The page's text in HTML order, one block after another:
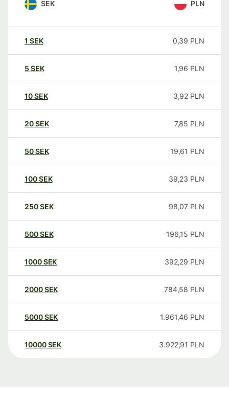
SEK PLN
1 SEK 0,39 PLN
5 SEK 1,96 PLN
10SEK 3,92 PLN
20SEK 7,85 PLN
50SEK 19,61 PLN
100SEK 39,23 PLN
250SEK 98,07 PLN
500SEK 196,15 PLN
1000SEK 392,29 PLN
2000SEK 784,58 PLN
5000SEK 1.961,46 PLN
10000 SEK 3.922,91 PLN